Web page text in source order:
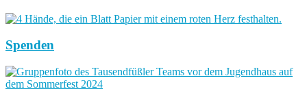
Spenden